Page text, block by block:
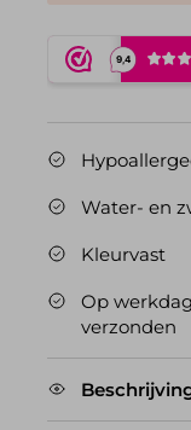
Water- en
Kleurvast
Op
verzonden